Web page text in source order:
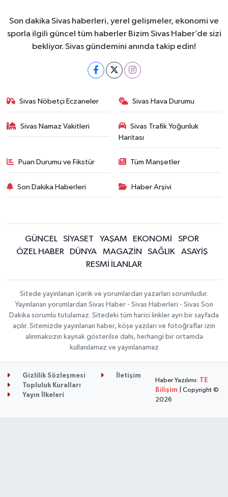
Son dakika Sivas haberleri, yerel gelişmeler, ekonomi ve
sporla ilgili güncel tüm haberler Bizim Sivas Haber’de sizi
bekliyor. Sivas gündemini anında takip edin!
Sivas Nöbetçi Eczaneler Sivas Hava Durumu
Sivas Namaz Vakitleri
Sivas Trafik Yoğunluk
Haritası
Puan Durumu ve Fikstür Tüm Manşetler
Son Dakika Haberleri Haber Arşivi
GÜNCEL SİYASET YAŞAM EKONOMİ
SPOR
ÖZEL HABER
DÜNYA MAGAZİN SAĞLIK
ASAYİŞ
RESMİ İLANLAR
Sitede yayınlanan içerik ve yorumlardan yazarları sorumludur.
Yayınlanan yorumlardan Sivas Haber - Sivas Haberleri - Sivas Son
Dakika sorumlu tutulamaz. Sitedeki tüm harici linkler ayrı bir sayfada
açılır. Sitemizde yayınlanan haber, köşe yazıları ve fotoğraflar izin
alınmaksızın kaynak gösterilse dahi, herhangi bir ortamda
kullanılamaz ve yayınlanamaz
Gizlilik Sözleşmesi
İletişim
Topluluk Kuralları
Yayın İlkeleri
Haber Yazılımı: TE
Bilişim | Copyright ©
2026